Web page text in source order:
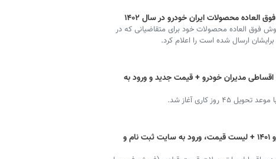
محصولات ایران خودرو در سال ۱۴۰۲
فوق العاده محصولات خود برای متقاضیانی که در
برایشان ارسال شده است را اعلام کرد.
مدیران خودرو + قیمت جدید و ورود به
فروش اقساطی مدیران خودرو ۱۴۰۱ + لیست قیمت، ورود به سایت ثبت نام و